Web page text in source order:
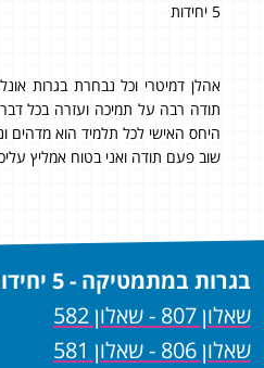
5 יחידות
אהלן דמיטרי וכל נבחרת בגרות
תודה רבה על תמיכה ועזרה בכל
היחס האישי לכל תלמיד הוא מדהים
שוב פעם תודה ואני בטוח אמליץ
בגרות במתמטיקה - 5 יחידות
שאלון 807 - שאלון 582
שאלון 806 - שאלון 581